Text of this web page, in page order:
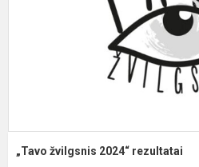
„Tavo žvilgsnis 2024“ rezultatai